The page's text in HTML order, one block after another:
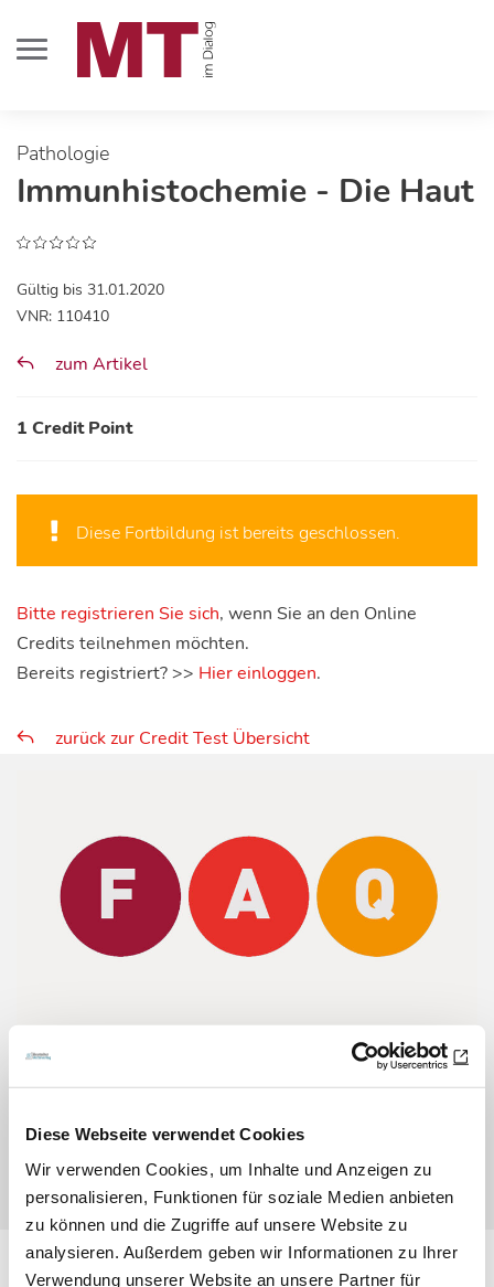
Diese Webseite verwendet Cookies
Wir verwenden Cookies, um Inhalte und Anzeigen zu
personalisieren, Funktionen für soziale Medien anbieten
zu können und die Zugriffe auf unsere Website zu
analysieren. Außerdem geben wir Informationen zu Ihrer
Verwendung unserer Website an unsere Partner für
Pathologie
Immunhistochemie - Die Haut
Gültig bis 31.01.2020
VNR: 110410
zum Artikel
1 Credit Point
Diese Fortbildung ist bereits geschlossen.
Bitte registrieren Sie sich, wenn Sie an den Online
Credits teilnehmen möchten.
Bereits registriert? >> Hier einloggen.
zurück zur Credit Test Übersicht
zusammengefasst.
ZU den FAQs